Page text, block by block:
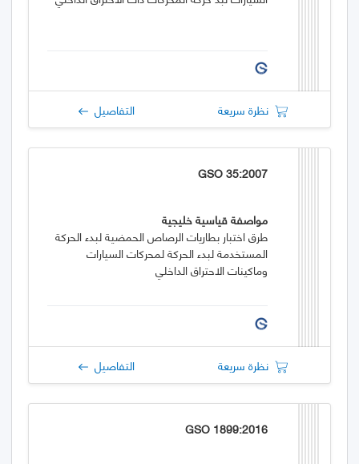
نظرة سريعة التفاصيل
GSO 35:2007
مواصفة قياسية خليجية
طرق اختبار بطاريات الرصاص الحمضية لبدء الحركة
المستخدمة لبدء الحركة لمحركات السيارات
وماكينات الاحتراق الداخلي
نظرة سريعة التفاصيل
GSO 1899:2016